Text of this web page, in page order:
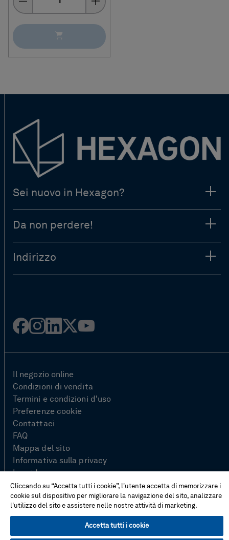
Sei nuovo in Hexagon?
Da non perdere!
Indirizzo
Facebook
Instagram
LinkedIn
Twitter
YouTube
Il negozio online
Condizioni di vendita
Termini e condizioni d'uso
Preferenze cookie
Contattaci
FAQ
Mappa del sito
Informativa sulla privacy
In evidenza
© Hexagon AB 2026
Cliccando su “Accetta tutti i cookie”, l'utente accetta di memorizzare i
cookie sul dispositivo per migliorare la navigazione del sito, analizzare
l'utilizzo del sito e assistere nelle nostre attività di marketing.
Accetta tutti i cookie